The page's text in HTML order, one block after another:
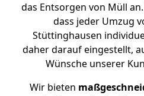
das Entsorgen von Müll
dass jeder Umzug
Stüttinghausen
daher darauf eingestellt,
Wünsche unserer
Wir bieten